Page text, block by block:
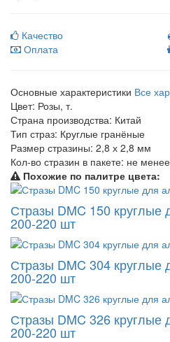
Качество
Оплата
Основные характеристики Все
Цвет: Розы, т.
Страна производства: Китай
Тип страз: Круглые гранёные
Размер стразины: 2,8 х 2,8 мм
Кол-во стразин в пакете: не
Похожие по палитре цвета:
Стразы DMC 150 круглые
200-220 шт
Стразы DMC 304 круглые
200-220 шт
Стразы DMC 326 круглые
200-220 шт